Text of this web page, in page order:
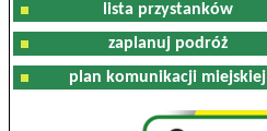
lista przystanków
zaplanuj podróż
plan komunikacji miejskiej